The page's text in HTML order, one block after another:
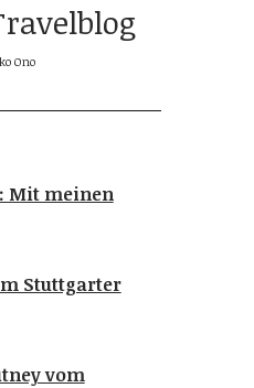
Ono
Mit meinen
Stuttgarter
vom